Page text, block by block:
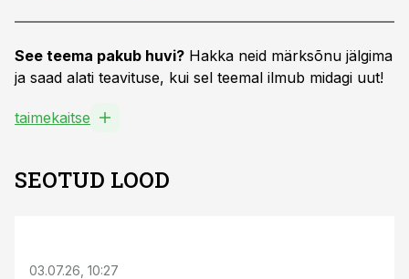
See teema pakub huvi? Hakka neid märksõnu jälgima
ja saad alati teavituse, kui sel teemal ilmub midagi uut!
taimekaitse
SEOTUD LOOD
03.07.26, 10:27